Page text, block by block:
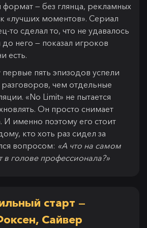
— без глянца, рекламных
«лучших моментов». Сериал
то сделал то, что не удавалось
него — показал игроков
есть.
пять эпизодов успели
чем отдельные
«No Limit» не пытается
Он просто снимает
И именно поэтому его стоит
кто хоть раз сидел за
вопросом: «А что на самом
в голове профессионала?»
старт —
Сайвер